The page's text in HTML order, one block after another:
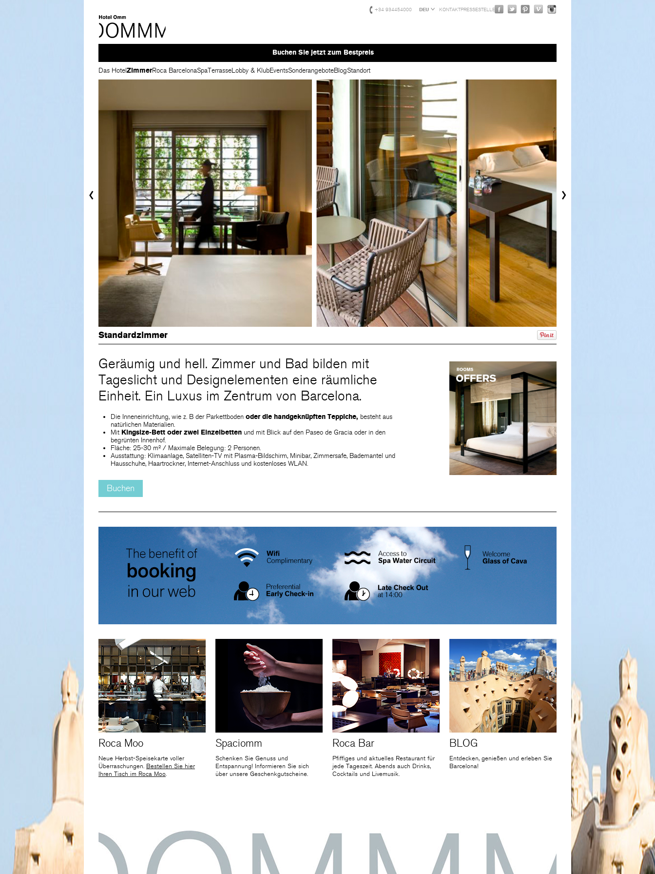
+34 934454000 DEU KONTAKTPRESSESTELLEN
Buchen Sie jetzt zum Bestpreis
Das HotelZimmerRoca BarcelonaSpaTerrasseLobby & KlubEventsSonderangeboteBlogStandort
‹ ›
Standardzimmer
Geräumig und hell. Zimmer und Bad bilden mit
Tageslicht und Designelementen eine räumliche
Einheit. Ein Luxus im Zentrum von Barcelona.
Die Inneneinrichtung, wie z. B der Parkettboden oder die handgeknüpften Teppiche, besteht aus
natürlichen Materialien.
Mit Kingsize-Bett oder zwei Einzelbetten und mit Blick auf den Paseo de Gracia oder in den
begrünten Innenhof.
Fläche: 25-30 m² / Maximale Belegung: 2 Personen.
Ausstattung: Klimaanlage, Satelliten-TV mit Plasma-Bildschirm, Minibar, Zimmersafe, Bademantel und
Hausschuhe, Haartrockner, Internet-Anschluss und kostenloses WLAN.
Buchen
Roca Moo
Neue Herbst-Speisekarte voller
Überraschungen. Bestellen Sie hier
Ihren Tisch im Roca Moo.
Spaciomm
Schenken Sie Genuss und
Entspannung! Informieren Sie sich
über unsere Geschenkgutscheine.
Roca Bar
Pfiffiges und aktuelles Restaurant für
jede Tageszeit. Abends auch Drinks,
Cocktails und Livemusik.
BLOG
Entdecken, genießen und erleben Sie
Barcelona!